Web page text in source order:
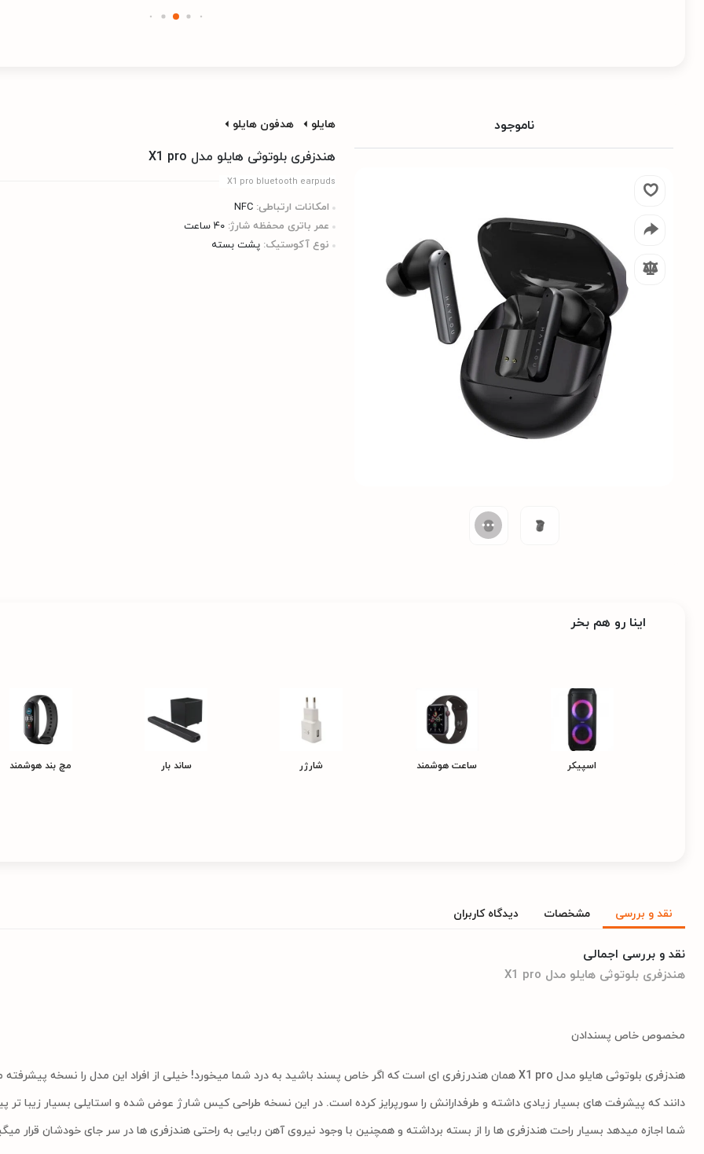
ناموجود هایلو هدفون هایلو
هندزفری بلوتوثی هایلو مدل X1 pro
X1 pro bluetooth earpuds
امکانات ارتباطی: NFC
عمر باتری محفظه شارژ: ۴۰ ساعت
نوع آکوستیک: پشت بسته
اینا رو هم بخر
اسپیکر ساعت هوشمند شارژر ساند بار مچ بند هوشمند
نقد و بررسی مشخصات دیدگاه کاربران
نقد و بررسی اجمالی
هندزفری بلوتوثی هایلو مدل X1 pro
مخصوص خاص پسندادن
دانند که پیشرفت های بسیار زیادی داشته و طرفدارانش را سورپرایز کرده است. در این نسخه طراحی کیس شارژ عوض شده و استایلی بسیار زیبا تر
شما اجازه میدهد بسیار راحت هندزفری ها را از بسته برداشته و همچنین با وجود نیروی آهن ربایی به راحتی هندزفری ها در سر جای خودشان قرار